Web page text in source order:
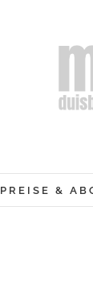
PREISE &